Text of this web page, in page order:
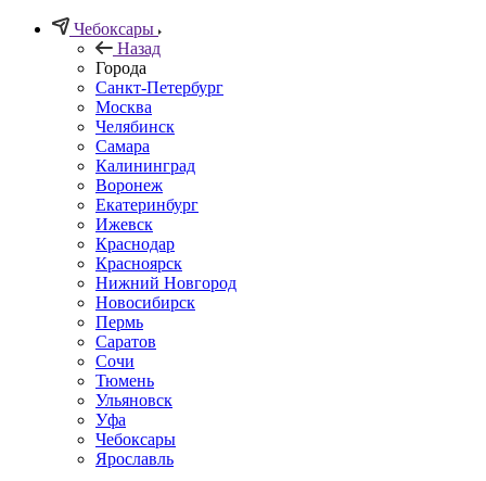
Чебоксары
Назад
Города
Санкт-Петербург
Москва
Челябинск
Самара
Калининград
Воронеж
Екатеринбург
Ижевск
Краснодар
Красноярск
Нижний Новгород
Новосибирск
Пермь
Саратов
Сочи
Тюмень
Ульяновск
Уфа
Чебоксары
Ярославль